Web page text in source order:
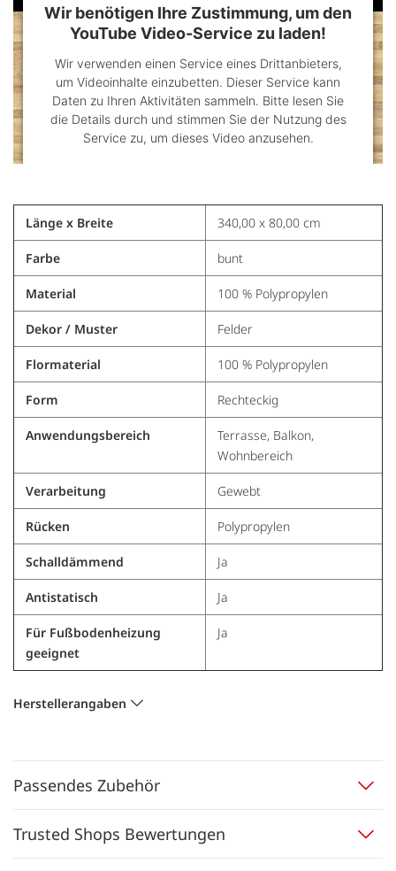
Wir benötigen Ihre Zustimmung, um den
YouTube Video-Service zu laden!
Wir verwenden einen Service eines Drittanbieters,
um Videoinhalte einzubetten. Dieser Service kann
Daten zu Ihren Aktivitäten sammeln. Bitte lesen Sie
die Details durch und stimmen Sie der Nutzung des
Service zu, um dieses Video anzusehen.
Akzeptieren
Trusted Shops
Länge x Breite 340,00 x 80,00 cm
Farbe bunt
Material 100 % Polypropylen
Dekor / Muster Felder
Flormaterial 100 % Polypropylen
Form Rechteckig
Anwendungsbereich
Terrasse, Balkon,
Wohnbereich
Verarbeitung Gewebt
Rücken Polypropylen
Schalldämmend Ja
Antistatisch Ja
Für Fußbodenheizung
geeignet
Ja
Herstellerangaben
Passendes Zubehör
Trusted Shops Bewertungen